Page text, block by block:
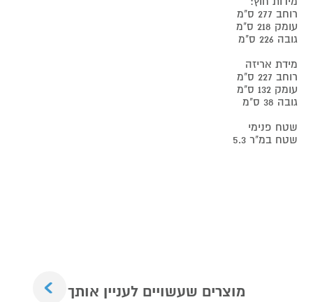
רוחב 277 ס"מ
עומק 218 ס"מ
גובה 226 ס"מ
מידת אריזה
רוחב 227 ס"מ
עומק 132 ס"מ
גובה 38 ס"מ
שטח פנימי
שטח במ"ר 5.3
מוצרים שעשויים לעניין אותך